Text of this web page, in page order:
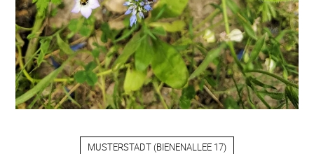
MUSTERSTADT (BIENENALLEE 17)